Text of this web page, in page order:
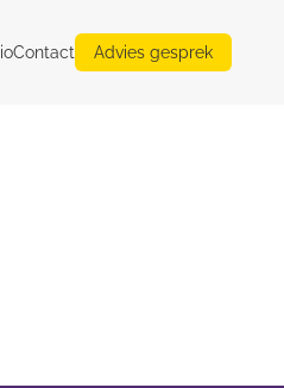
Contact Advies gesprek